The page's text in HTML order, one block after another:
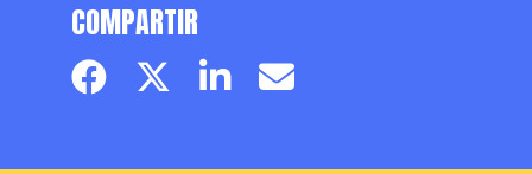
COMPARTIR
Facebook pageTwitter page
LinkedinEmail